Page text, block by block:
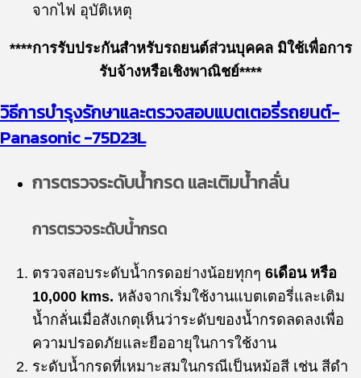
จากไฟ อุบัติเหตุ
****การรับประกันสำหรับรถยนต์ส่วนบุคคล มิใช้เพื่อการ
รับจ้างหรือเชิงพาณิชย์****
วิธีการบำรุงรักษาและตรวจสอบแบตเตอรี่รถยนต์-
Panasonic-75D23L
การตรวจระดับน้ำกรด และเติมน้ำกลั่น
การตรวจระดับน้ำกรด
ตรวจสอบระดับน้ำกรดอย่างน้อยทุกๆ 6เดือน หรือ
10,000 kms. หลังจากเริ่มใช้งานแบตเตอรี่และเติม
น้ำกลั่นเมื่อสังเกตุเห็นว่าระดับของน้ำกรดลดลงเพื่อ
ความปรอดภัยและยืออายุในการใช้งาน
ระดับน้ำกรดที่เหมาะสมในกรณีเป็นหม้อสี เช่น สีดำ